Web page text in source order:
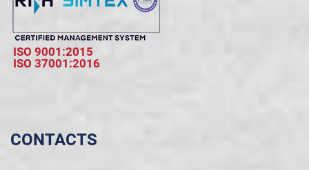
ISO 9001:2015
ISO 37001:2016
CONTACTS